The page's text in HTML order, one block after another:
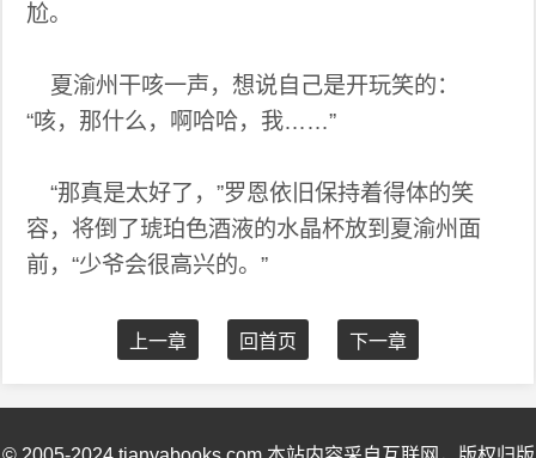
尬。
夏渝州干咳一声，想说自己是开玩笑的：
“咳，那什么，啊哈哈，我……”
“那真是太好了，”罗恩依旧保持着得体的笑
容，将倒了琥珀色酒液的水晶杯放到夏渝州面
前，“少爷会很高兴的。”
上一章 回首页 下一章